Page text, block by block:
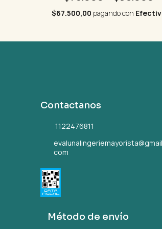
$67.500,00 pagando con
Contactanos
1122476811
com
Método de envío